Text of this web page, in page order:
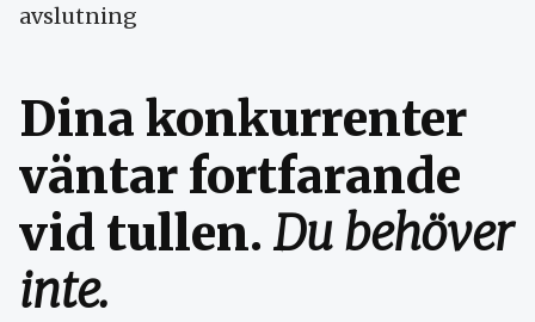
avslutning
Dina konkurrenter
väntar fortfarande
vid tullen. Du behöver
inte.